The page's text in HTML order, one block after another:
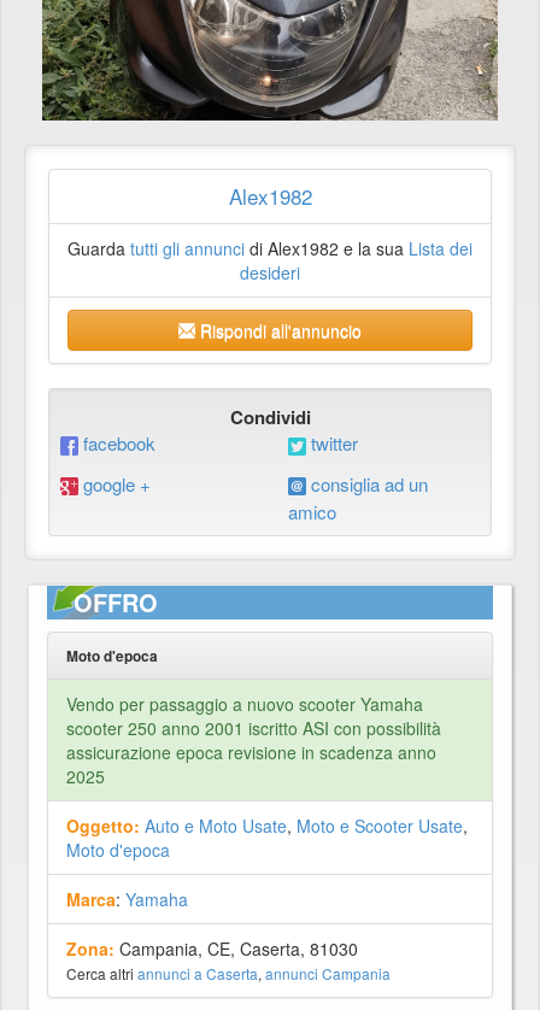
Alex1982
Guarda tutti gli annunci di Alex1982 e la sua Lista dei
desideri
Rispondi all'annuncio
Condividi
facebook
twitter
google +
consiglia ad un
amico
OFFRO
Moto d'epoca
Vendo per passaggio a nuovo scooter Yamaha
scooter 250 anno 2001 iscritto ASI con possibilità
assicurazione epoca revisione in scadenza anno
2025
Oggetto: Auto e Moto Usate, Moto e Scooter Usate,
Moto d'epoca
Marca: Yamaha
Zona: Campania, CE, Caserta, 81030
Cerca altri annunci a Caserta, annunci Campania